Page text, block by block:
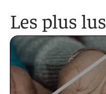
Les plus lus